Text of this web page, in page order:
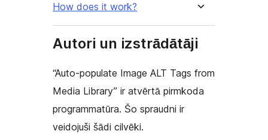
How does it work?
Autori un izstrādātāji
“Auto-populate Image ALT Tags from
Media Library” ir atvērtā pirmkoda
programmatūra. Šo spraudni ir
veidojuši šādi cilvēki.